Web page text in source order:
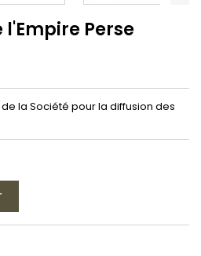
l'Empire Perse
la Société pour la diffusion des